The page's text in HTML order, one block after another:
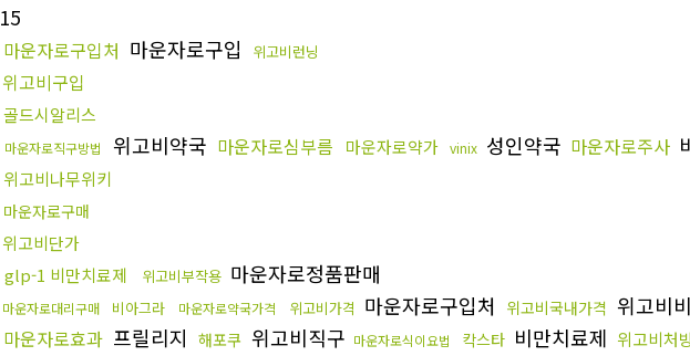
15
마운자로구입처 마운자로구입 위고비런닝
위고비구입
골드시알리스
마운자로직구방법 위고비약국 마운자로심부름 마운자로약가 vinix 성인약국 마운자로주사
위고비나무위키
마운자로구매
위고비단가
glp-1 비만치료제
위고비부작용 마운자로정품판매
마운자로대리구매 비아그라 마운자로약국가격 위고비가격 마운자로구입처 위고비국내가격 위고비
마운자로효과 프릴리지 해포쿠 위고비직구 마운자로식이요법 칵스타 비만치료제 위고비처